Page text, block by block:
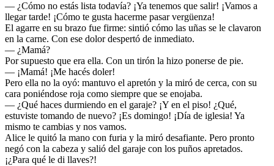
— ¿Cómo no estás lista todavía? ¡Ya tenemos que salir! ¡Vamos a
llegar tarde! ¡Cómo te gusta hacerme pasar vergüenza!
El agarre en su brazo fue firme: sintió cómo las uñas se le clavaron
en la carne. Con ese dolor despertó de inmediato.
— ¿Mamá?
Por supuesto que era ella. Con un tirón la hizo ponerse de pie.
— ¡Mamá! ¡Me hacés doler!
Pero ella no la oyó: mantuvo el apretón y la miró de cerca, con su
cara poniéndose roja como siempre que se enojaba.
— ¿Qué haces durmiendo en el garaje? ¡Y en el piso! ¿Qué,
estuviste tomando de nuevo? ¡Es domingo! ¡Día de iglesia! Ya
mismo te cambias y nos vamos.
Alice le quitó la mano con furia y la miró desafiante. Pero pronto
negó con la cabeza y salió del garaje con los puños apretados.
¡¿Para qué le di llaves?!